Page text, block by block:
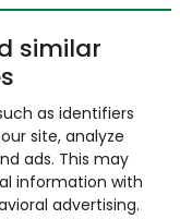
similar
as identifiers
site, analyze
ads. This may
information with
advertising.